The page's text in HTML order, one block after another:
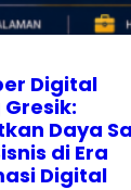
Digital
Daya
di Era
Digital